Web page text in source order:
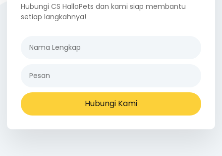
Hubungi CS HalloPets dan kami siap membantu
setiap langkahnya!
Hubungi Kami